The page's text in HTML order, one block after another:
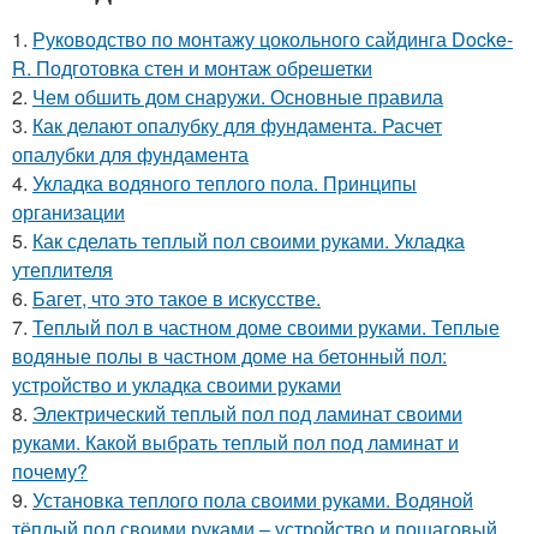
1. Руководство по монтажу цокольного сайдинга Docke-
R. Подготовка стен и монтаж обрешетки
2. Чем обшить дом снаружи. Основные правила
3. Как делают опалубку для фундамента. Расчет
опалубки для фундамента
4. Укладка водяного теплого пола. Принципы
организации
5. Как сделать теплый пол своими руками. Укладка
утеплителя
6. Багет, что это такое в искусстве.
7. Теплый пол в частном доме своими руками. Теплые
водяные полы в частном доме на бетонный пол:
устройство и укладка своими руками
8. Электрический теплый пол под ламинат своими
руками. Какой выбрать теплый пол под ламинат и
почему?
9. Установка теплого пола своими руками. Водяной